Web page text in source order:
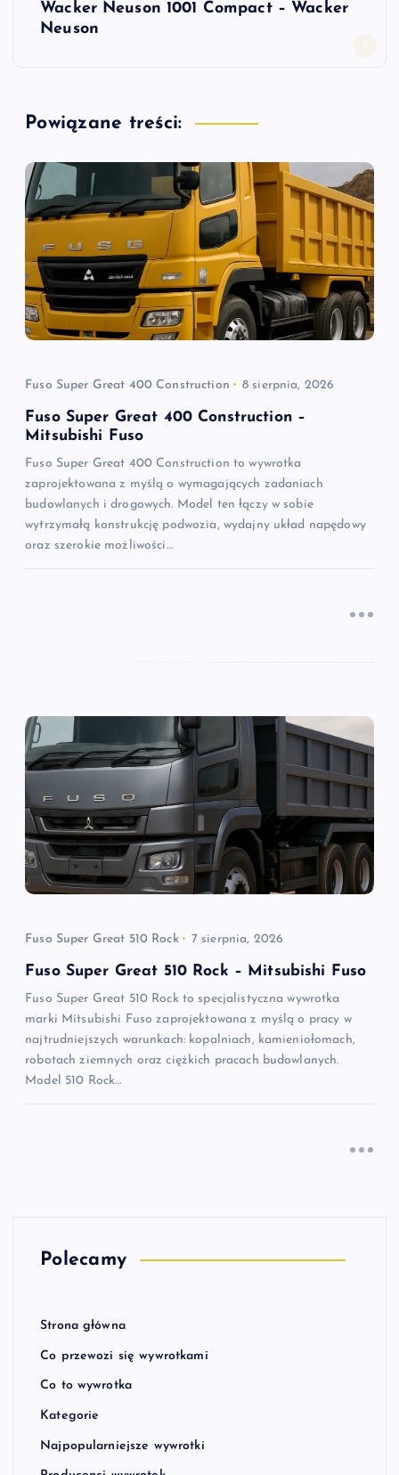
a
c
a
w
p
s
u
Wacker Neuson 1001 Compact – Wacker
Neuson
Powiązane treści:
Fuso Super Great 400 Construction 8 sierpnia, 2026
Fuso Super Great 400 Construction –
Mitsubishi Fuso
Fuso Super Great 400 Construction to wywrotka
zaprojektowana z myślą o wymagających zadaniach
budowlanych i drogowych. Model ten łączy w sobie
wytrzymałą konstrukcję podwozia, wydajny układ napędowy
oraz szerokie możliwości…
Fuso Super Great 510 Rock 7 sierpnia, 2026
Fuso Super Great 510 Rock – Mitsubishi Fuso
Fuso Super Great 510 Rock to specjalistyczna wywrotka
marki Mitsubishi Fuso zaprojektowana z myślą o pracy w
najtrudniejszych warunkach: kopalniach, kamieniołomach,
robotach ziemnych oraz ciężkich pracach budowlanych.
Model 510 Rock…
Polecamy
Strona główna
Co przewozi się wywrotkami
Co to wywrotka
Kategorie
Najpopularniejsze wywrotki